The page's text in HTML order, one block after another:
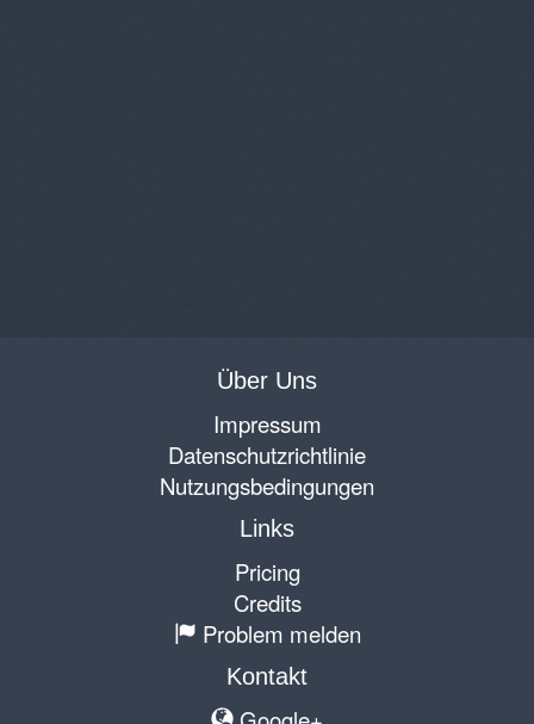
Über Uns
Impressum
Datenschutzrichtlinie
Nutzungsbedingungen
Links
Pricing
Credits
Problem melden
Kontakt